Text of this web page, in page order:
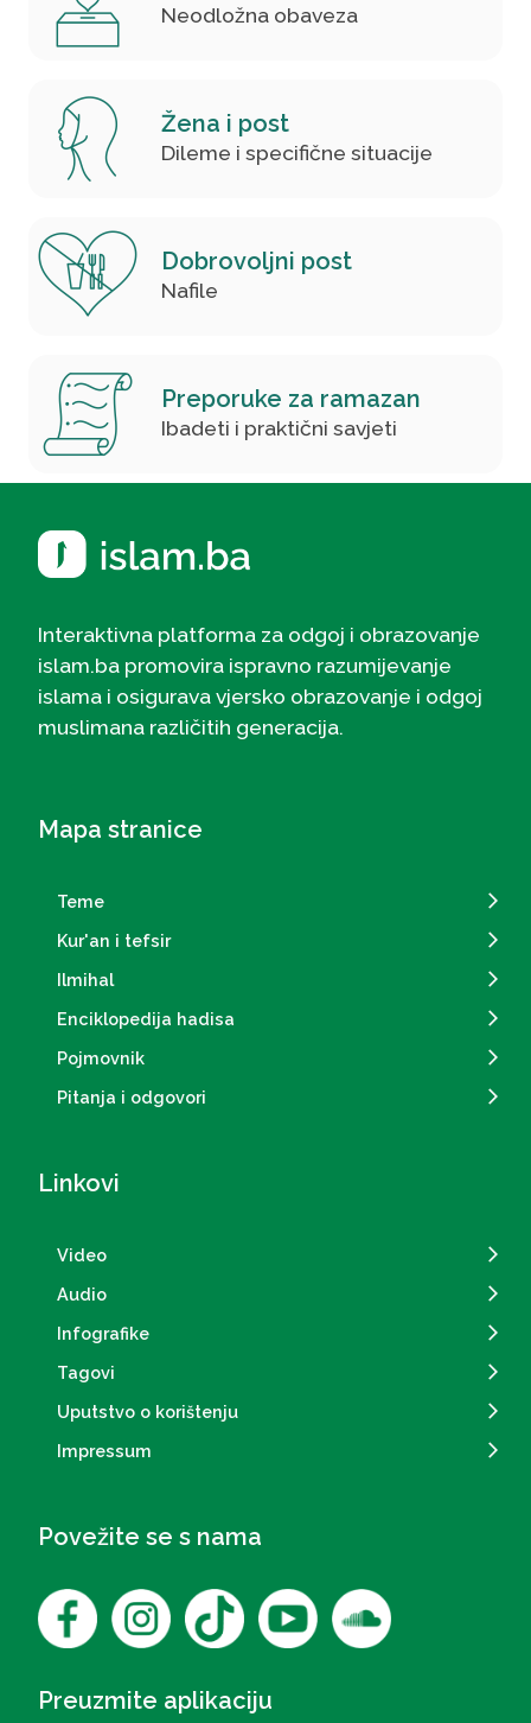
Neodložna obaveza
Žena i post
Dileme i specifične situacije
Dobrovoljni post
Nafile
Preporuke za ramazan
Ibadeti i praktični savjeti
Interaktivna platforma za odgoj i obrazovanje
islam.ba promovira ispravno razumijevanje
islama i osigurava vjersko obrazovanje i odgoj
muslimana različitih generacija.
Mapa stranice
Teme
Kur'an i tefsir
Ilmihal
Enciklopedija hadisa
Pojmovnik
Pitanja i odgovori
Linkovi
Video
Audio
Infografike
Tagovi
Uputstvo o korištenju
Impressum
Povežite se s nama
Preuzmite aplikaciju